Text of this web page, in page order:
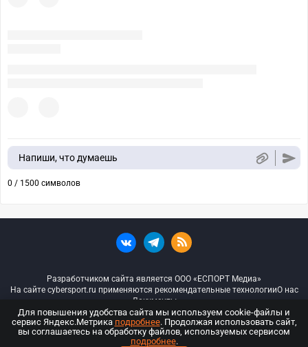
Напиши, что думаешь
0 / 1500 символов
Разработчиком сайта является ООО «ЕСПОРТ Медиа»
На сайте cybersport.ru применяются рекомендательные технологииО нас
Документы
© ООО «Киберспорт.ру» — Все права защищены
Для повышения удобства сайта мы используем cookie-файлы и
сервис Яндекс.Метрика подробнее. Продолжая использовать сайт,
вы соглашаетесь на обработку файлов, используемых сервисом
подробнее.